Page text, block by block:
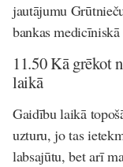
jautājumu
bankas
11.50 Kā grēkot
laikā
Gaidību laikā
uzturu, jo tas
labsajūtu, bet arī